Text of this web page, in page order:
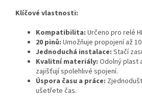
Klíčové vlastnosti:
Kompatibilita: Určeno pro relé
20 pinů: Umožňuje propojení až
Jednoduchá instalace: Stačí
Kvalitní materiály: Odolný plast
zajišťují spolehlivé spojení.
Úspora času a práce:
ušetřete čas.